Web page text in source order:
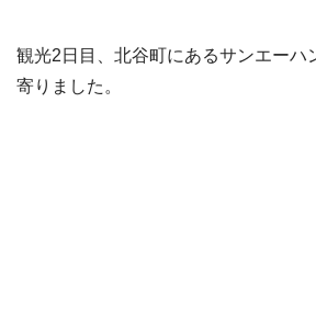
観光2日目、北谷町にあるサンエーハ
寄りました。